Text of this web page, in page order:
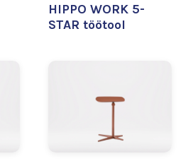
HIPPO WORK 5-
STAR töötool